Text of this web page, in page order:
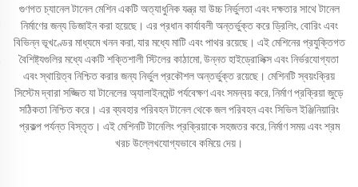
গুণগত চ্যানেল টানেল মেশিন একটি অত্যাধুনিক যন্ত্র যা উচ্চ নির্ভুলতা এবং দক্ষতার সাথে টানেল
নির্মাণের জন্য ডিজাইন করা হয়েছে। এর প্রধান কার্যাবলী অন্তর্ভুক্ত করে ড্রিলিং, বোরিং এবং
বিভিন্ন ভূখণ্ডের মাধ্যমে খনন করা, যার মধ্যে মাটি এবং পাথর রয়েছে। এই মেশিনের প্রযুক্তিগত
বৈশিষ্ট্যগুলির মধ্যে একটি শক্তিশালী স্টিলের কাঠামো, উন্নত হাইড্রোলিক্স এবং নির্ভরযোগ্যতা
এবং স্থায়িত্ব নিশ্চিত করার জন্য নির্ভুল প্রকৌশল অন্তর্ভুক্ত রয়েছে। মেশিনটি স্বয়ংক্রিয়
সিস্টেম দ্বারা সজ্জিত যা টানেলের অ্যালাইনমেন্ট পর্যবেক্ষণ এবং সমন্বয় করে, নির্মাণ প্রক্রিয়া জুড়ে
সঠিকতা নিশ্চিত করে। এর ব্যবহার পরিবহন টানেল থেকে জল পরিবহন এবং সিভিল ইঞ্জিনিয়ারিং
প্রকল্প পর্যন্ত বিস্তৃত। এই মেশিনটি টানেলিং প্রক্রিয়াকে সহজতর করে, নির্মাণ সময় এবং শ্রম
খরচ উল্লেখযোগ্যভাবে কমিয়ে দেয়।